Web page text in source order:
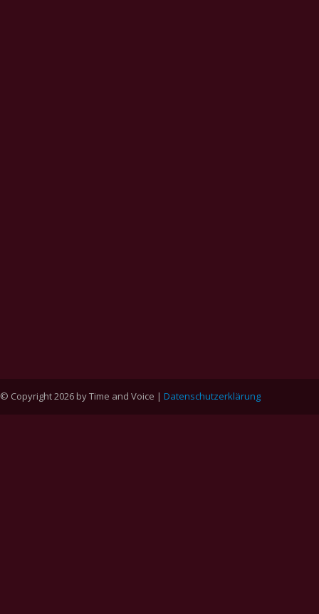
© Copyright 2026 by Time and Voice | Datenschutzerklärung